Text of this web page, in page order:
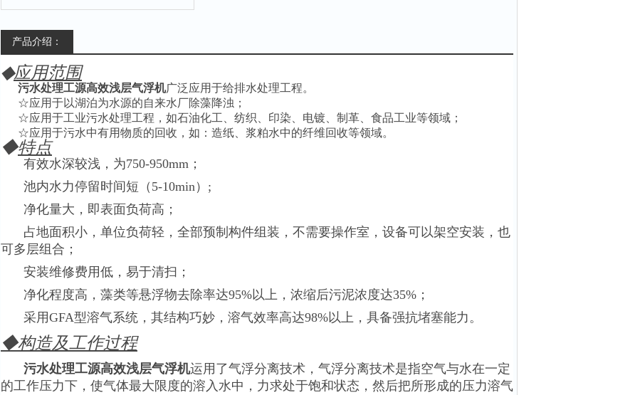
产品介绍：
◆应用范围
污水处理工源高效浅层气浮机广泛应用于给排水处理工程。
☆应用于以湖泊为水源的自来水厂除藻降浊；
☆应用于工业污水处理工程，如石油化工、纺织、印染、电镀、制革、食品工业等领域；
☆应用于污水中有用物质的回收，如：造纸、浆粕水中的纤维回收等领域。
◆特点
有效水深较浅，为750-950mm；
池内水力停留时间短（5-10min）;
净化量大，即表面负荷高；
占地面积小，单位负荷轻，全部预制构件组装，不需要操作室，设备可以架空安装，也
可多层组合；
安装维修费用低，易于清扫；
净化程度高，藻类等悬浮物去除率达95%以上，浓缩后污泥浓度达35%；
采用GFA型溶气系统，其结构巧妙，溶气效率高达98%以上，具备强抗堵塞能力。
◆构造及工作过程
污水处理工源高效浅层气浮机运用了气浮分离技术， 气浮分离技术是指空气与水在一定
的工作压力下，使气体最大限度的溶入水中，力求处于饱和状态，然后把所形成的压力溶气